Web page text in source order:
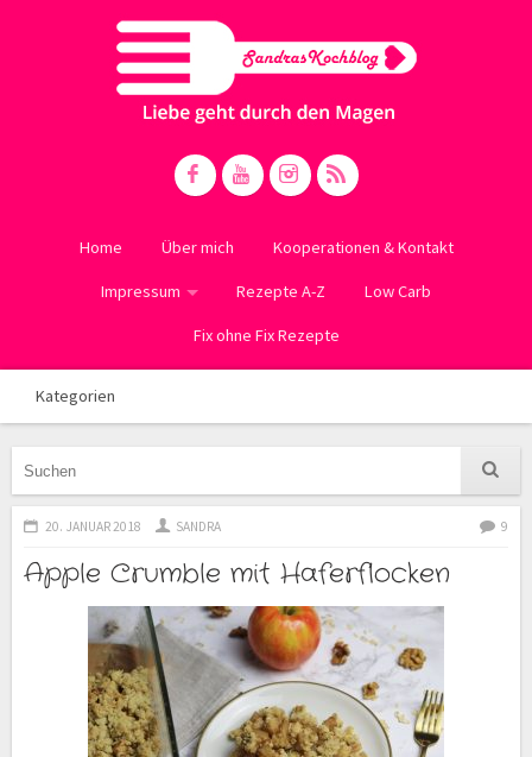
Home Über mich Kooperationen & Kontakt
Impressum Rezepte A-Z Low Carb
Fix ohne Fix Rezepte
Kategorien
20. JANUAR 2018 SANDRA 9
Apple Crumble mit Haferflocken